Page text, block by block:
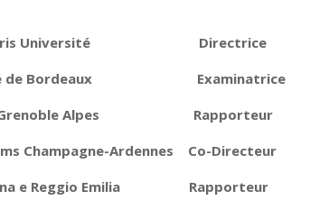
Université Directrice
de Bordeaux Examinatrice
Alpes Rapporteur
Champagne-Ardennes
Co-Directeur
e Reggio Emilia Rapporteur